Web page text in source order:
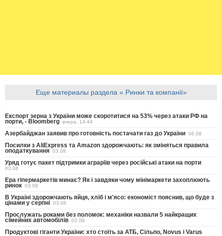
Еще материалы раздела « Ринки та компанії»
Експорт зерна з України може скоротитися на 53% через атаки РФ на
порти, - Bloomberg вчера, 14:44
Азербайджан заявив про готовність постачати газ до України 06.08
Посилки з AliExpress та Amazon здорожчають: як зміняться правила
оподаткування 03.08
Уряд готує пакет підтримки аграріїв через російські атаки на порти
03.08
Ера гіпермаркетів минає? Як і завдяки чому мінімаркети захоплюють
ринок 03.08
В Україні здорожчають яйця, хліб і м'ясо: економіст пояснив, що буде з
цінами у серпні 03.08
Прослужать роками без поломок: механіки назвали 5 найкращих
сімейних автомобілів 02.08
Продуктові гіганти України: хто стоїть за АТБ, Сільпо, Novus і Varus